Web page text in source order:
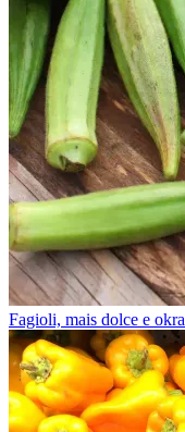
Fagioli, mais dolce e okra